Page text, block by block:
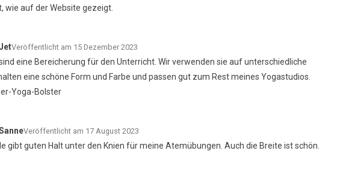
wie auf der Website gezeigt.
Veröffentlicht am 15 Dezember 2023
eine Bereicherung für den Unterricht. Wir verwenden sie auf unterschiedliche
eine schöne Form und Farbe und passen gut zum Rest meines Yogastudios.
Yoga-Bolster
Veröffentlicht am 17 August 2023
gibt guten Halt unter den Knien für meine Atemübungen. Auch die Breite ist schön.